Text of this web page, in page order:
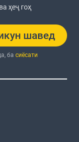
ҳеҷ гоҳ
шавед
басиёсати